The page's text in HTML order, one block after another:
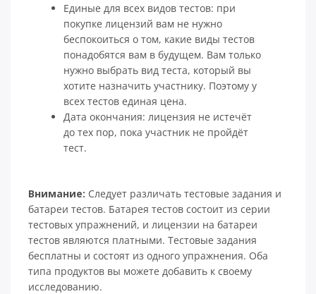
Единые для всех видов тестов: при
покупке лицензий вам не нужно
беспокоиться о том, какие виды тестов
понадобятся вам в будущем. Вам только
нужно выбрать вид теста, который вы
хотите назначить участнику. Поэтому у
всех тестов единая цена.
Дата окончания: лицензия не истечёт
до тех пор, пока участник не пройдёт
тест.
Внимание: Следует различать тестовые задания и
батареи тестов. Батарея тестов состоит из серии
тестовых упражнений, и лицензии на батареи
тестов являются платными. Тестовые задания
бесплатны и состоят из одного упражнения. Оба
типа продуктов вы можете добавить к своему
исследованию.